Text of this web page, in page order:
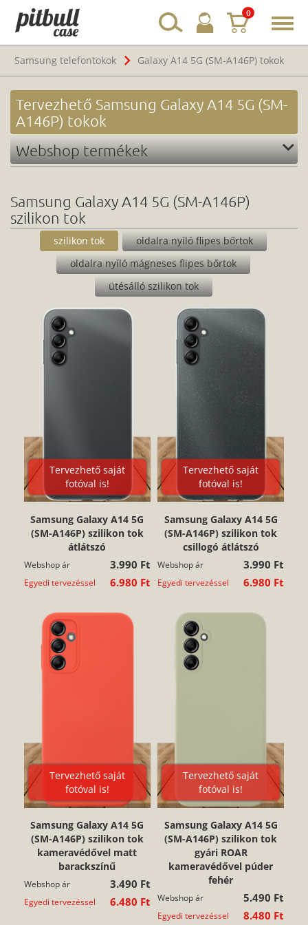
0
Samsung telefontokok
Galaxy A14 5G (SM-A146P) tokok
Tervezhető Samsung Galaxy A14 5G (SM-
A146P) tokok
Webshop termékek
Samsung Galaxy A14 5G (SM-A146P)
szilikon tok
szilikon tok
oldalra nyíló flipes bőrtok
oldalra nyíló mágneses flipes bőrtok
ütésálló szilikon tok
Tervezhető saját
fotóval is!
Samsung Galaxy A14 5G
(SM-A146P) szilikon tok
átlátszó
Webshop ár 3.990 Ft
Egyedi tervezéssel 6.980 Ft
Tervezhető saját
fotóval is!
Samsung Galaxy A14 5G
(SM-A146P) szilikon tok
csillogó átlátszó
Webshop ár 3.990 Ft
Egyedi tervezéssel 6.980 Ft
Tervezhető saját
fotóval is!
Samsung Galaxy A14 5G
(SM-A146P) szilikon tok
kameravédővel matt
barackszínű
Webshop ár 3.490 Ft
Egyedi tervezéssel 6.480 Ft
Tervezhető saját
fotóval is!
Samsung Galaxy A14 5G
(SM-A146P) szilikon tok
gyári ROAR
kameravédővel púder
fehér
Webshop ár 5.490 Ft
Egyedi tervezéssel 8.480 Ft